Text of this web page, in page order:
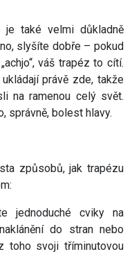
také velmi důkladně
slyšíte dobře – pokud
váš trapéz to cítí.
právě zde, takže
na ramenou celý svět.
správně, bolest hlavy.
způsobů, jak trapézu
jednoduché cviky na
do stran nebo
toho svoji tříminutovou